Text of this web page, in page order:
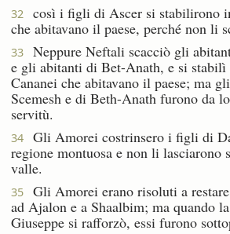
32
così i figli di Ascer si stabilirono
che abitavano il paese, perché non li
33
Neppure Neftali scacciò gli
e gli abitanti di Bet-Anath, e si stabilì
Cananei che abitavano il paese; ma
Scemesh e di Beth-Anath furono da
servitù.
34
Gli Amorei costrinsero i figli di
regione montuosa e non li lasciarono
valle.
35
Gli Amorei erano risoluti a
ad Ajalon e a Shaalbim; ma quando
Giuseppe si rafforzò, essi furono